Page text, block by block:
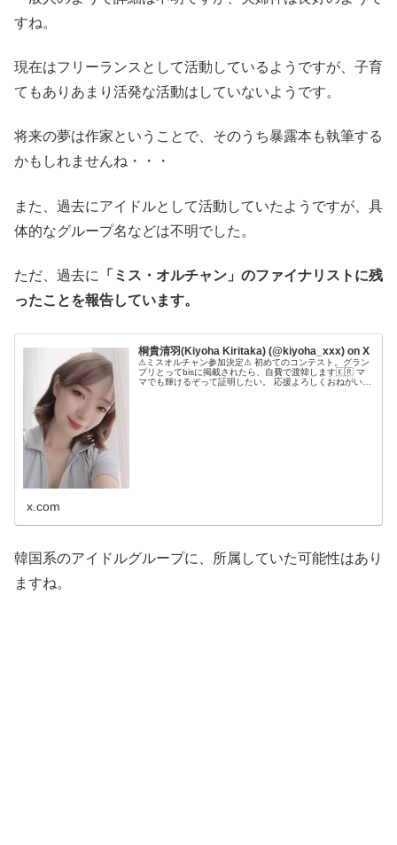
すね。
現在はフリーランスとして活動しているようですが、子育
てもありあまり活発な活動はしていないようです。
将来の夢は作家ということで、そのうち暴露本も執筆する
かもしれませんね・・・
また、過去にアイドルとして活動していたようですが、具
体的なグループ名などは不明でした。
ただ、過去に
「ミス・オルチャン」のファイナリストに残
ったことを報告しています。
桐貴清羽(Kiyoha Kiritaka) (@kiyoha_xxx) on X
⚠ミスオルチャン参加決定⚠ 初めてのコンテスト。グラン
プリとってbisに掲載されたら、自費で渡韓します🇰🇷 マ
マでも輝けるぞって証明したい。 応援よろしくおねがいし
x.com
韓国系のアイドルグループに、所属していた可能性はあり
ますね。